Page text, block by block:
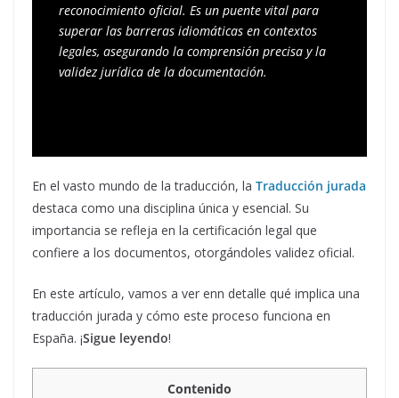
reconocimiento oficial. Es un puente vital para
superar las barreras idiomáticas en contextos
legales, asegurando la comprensión precisa y la
validez jurídica de la documentación.
En el vasto mundo de la traducción, la Traducción jurada
destaca como una disciplina única y esencial. Su
importancia se refleja en la certificación legal que
confiere a los documentos, otorgándoles validez oficial.
En este artículo, vamos a ver enn detalle qué implica una
traducción jurada y cómo este proceso funciona en
España. ¡Sigue leyendo!
Contenido